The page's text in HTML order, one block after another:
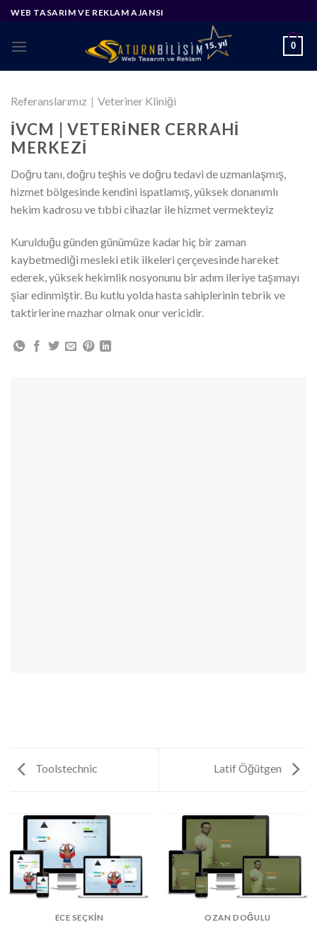
Skip
content
WEB TASARIM VE REKLAM AJANSI
0
Referanslarımız | Veteriner Kliniği
İVCM | VETERINER CERRAHI
MERKEZI
Doğru tanı, doğru teşhis ve doğru tedavi de uzmanlaşmış,
hizmet bölgesinde kendini ispatlamış, yüksek donanımlı
hekim kadrosu ve tıbbi cihazlar ile hizmet vermekteyiz
Kurulduğu günden günümüze kadar hiç bir zaman
kaybetmediği mesleki etik ilkeleri çerçevesinde hareket
ederek, yüksek hekimlik nosyonunu bir adım ileriye taşımayı
şiar edinmiştir. Bu kutlu yolda hasta sahiplerinin tebrik ve
taktirlerine mazhar olmak onur vericidir.
Toolstechnic Latif Öğütgen
ECE SEÇKIN OZAN DOĞULU